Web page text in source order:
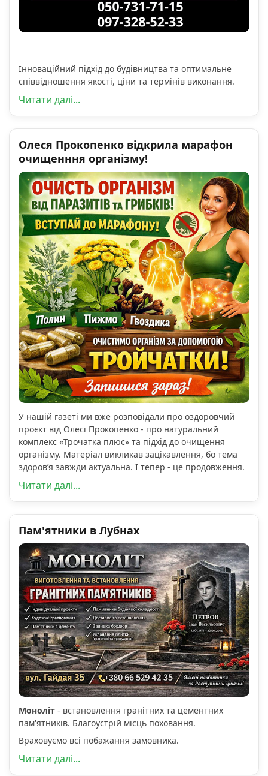
Інноваційний підхід до будівництва та оптимальне
співвідношення якості, ціни та термінів виконання.
Читати далі...
Олеся Прокопенко відкрила марафон
очищенння організму!
У нашій газеті ми вже розповідали про оздоровчий
проєкт від Олесі Прокопенко - про натуральний
комплекс «Трочатка плюс» та підхід до очищення
організму. Матеріал викликав зацікавлення, бо тема
здоров’я завжди актуальна. І тепер - це продовження.
Читати далі...
Пам'ятники в Лубнах
Моноліт - встановлення гранітних та цементних
пам'ятників. Благоустрій місць поховання.
Враховуємо всі побажання замовника.
Читати далі...